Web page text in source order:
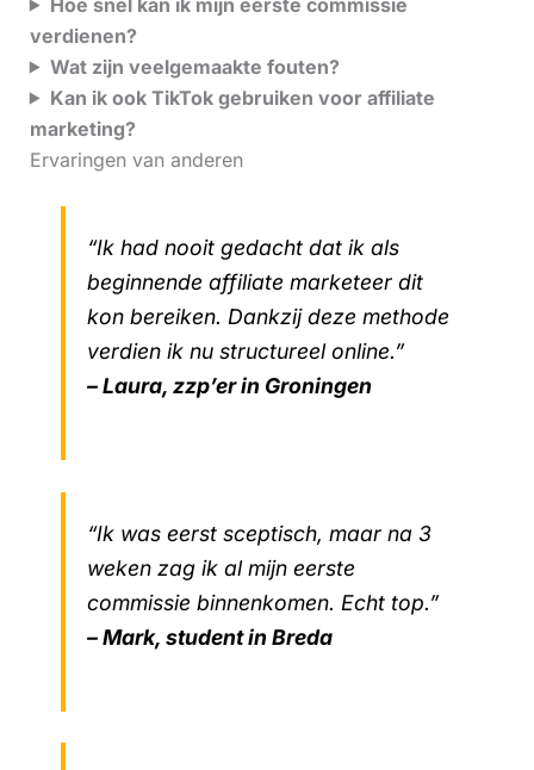
verdienen?
Wat zijn veelgemaakte fouten?
Kan ik ook TikTok gebruiken voor affiliate
marketing?
Ervaringen van anderen
“Ik had nooit gedacht dat ik als
beginnende affiliate marketeer dit
kon bereiken. Dankzij deze methode
verdien ik nu structureel online.”
– Laura, zzp’er in Groningen
“Ik was eerst sceptisch, maar na 3
weken zag ik al mijn eerste
commissie binnenkomen. Echt top.”
– Mark, student in Breda